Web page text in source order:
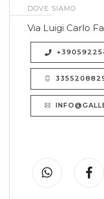
DOVE SIAMO
Via Luigi Carlo